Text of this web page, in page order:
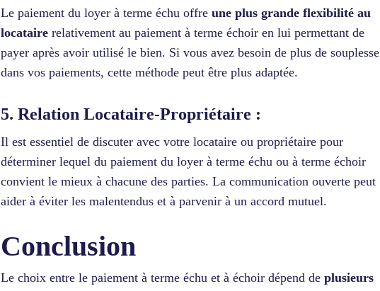
Le paiement du loyer à terme échu offre une plus grande flexibilité au
locataire relativement au paiement à terme échoir en lui permettant de
payer après avoir utilisé le bien. Si vous avez besoin de plus de souplesse
dans vos paiements, cette méthode peut être plus adaptée.
5. Relation Locataire-Propriétaire :
Il est essentiel de discuter avec votre locataire ou propriétaire pour
déterminer lequel du paiement du loyer à terme échu ou à terme échoir
convient le mieux à chacune des parties. La communication ouverte peut
aider à éviter les malentendus et à parvenir à un accord mutuel.
Conclusion
Le choix entre le paiement à terme échu et à échoir dépend de plusieurs